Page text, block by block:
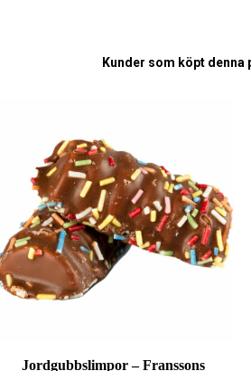
Kunder som köpt
Jordgubbslimpor – Franssons